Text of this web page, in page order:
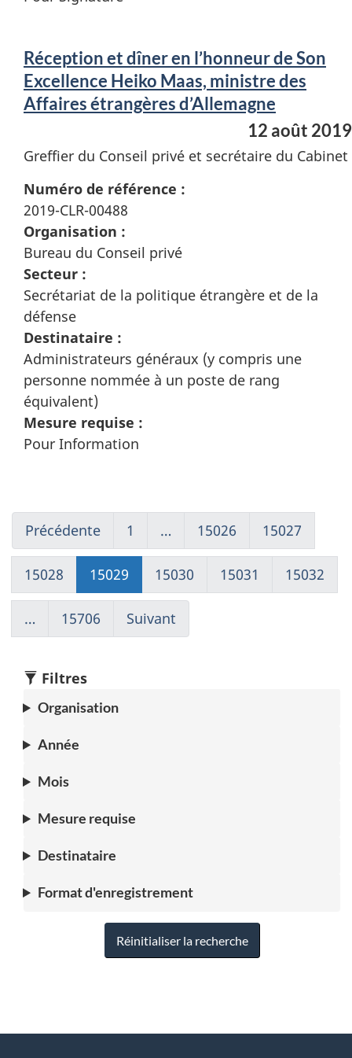
Réception et dîner en l’honneur de Son
Excellence Heiko Maas, ministre des
Affaires étrangères d’Allemagne
12 août 2019
Greffier du Conseil privé et secrétaire du Cabinet
Numéro de référence :
2019-CLR-00488
Organisation :
Bureau du Conseil privé
Secteur :
Secrétariat de la politique étrangère et de la
défense
Destinataire :
Administrateurs généraux (y compris une
personne nommée à un poste de rang
équivalent)
Mesure requise :
Pour Information
Précédente
to
page
15028
1
(current)
Aller
1
… 15026
to
page
15026
15027
to
page
15027
15028
to
page
15028
15029
to
page
15029
15030
to
15031
to
15032
to
… 15706 (current)
Aller
Suivant
to
Filtres
Organisation
Année
Mois
Mesure requise
Destinataire
Format d'enregistrement
Réinitialiser la recherche
D